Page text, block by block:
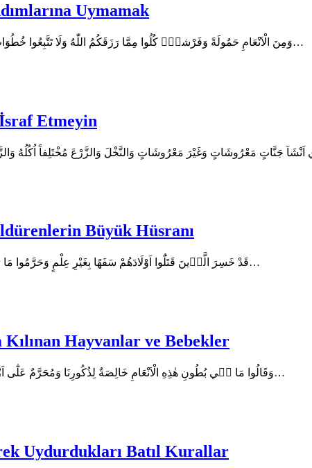
Uymamak
En’am Suresi 142. Ayetin Arapça Metni وَمِنَ الْاَنْعَامِ حَمُولَةً وَفَرْشاًۜ كُلُوا مِمَّا رَزَقَكُمُ اللّٰهُ وَلَا تَتَّبِعُوا خُطُوَاتِ الشَّيْطَانِۜ اِنَّهُ لَكُمْ…
Etmeyin
Büyük Hüsranı
En’am Suresi 140. Ayetin Arapça Metni قَدْ خَسِرَ الَّذ۪ينَ قَتَلُٓوا اَوْلَادَهُمْ سَفَهًا بِغَيْرِ عِلْمٍ وَحَرَّمُوا مَا رَزَقَهُمُ اللّٰهُ افْتِرَٓاءً عَلَى…
Hayvanlar ve Bebekler
En’am Suresi 139. Ayetin Arapça Metni وَقَالُوا مَا ف۪ي بُطُونِ هٰذِهِ الْاَنْعَامِ خَالِصَةٌ لِذُكُورِنَا وَمُحَرَّمٌ عَلٰٓى اَزْوَاجِنَاۚ وَاِنْ يَكُنْ مَيْتَةً…
Uydurdukları Batıl Kurallar